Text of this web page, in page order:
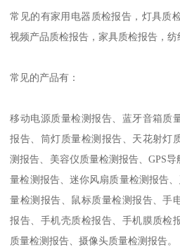
常见的有家用电器质检报告，灯具质
视频产品质检报告，家具质检报告，纺
常见的产品有：
移动电源质量检测报告、蓝牙音箱质
报告、筒灯质量检测报告、天花射灯
测报告、美容仪质量检测报告、GPS
量检测报告、迷你风扇质量检测报告
量检测报告、鼠标质量检测报告、手
报告、手机壳质检报告、手机膜质检
质量检测报告、摄像头质量检测报告。